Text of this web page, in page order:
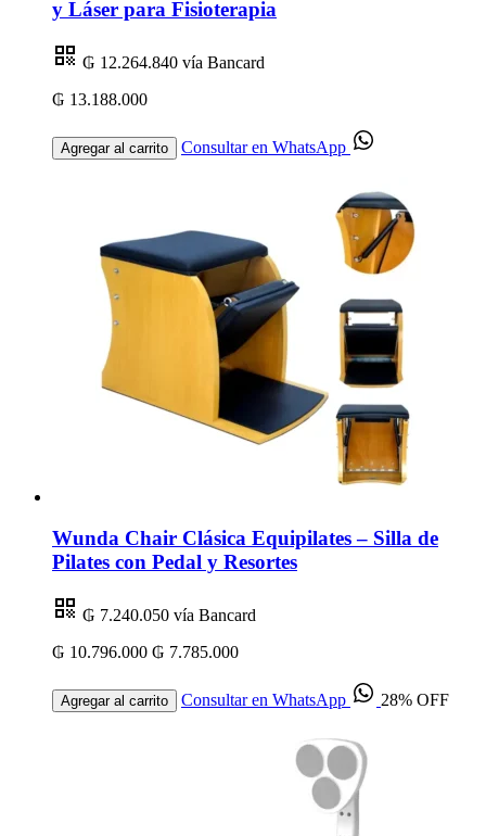
y Láser para Fisioterapia
₲ 12.264.840 vía Bancard
₲ 13.188.000
Agregar al carrito Consultar en WhatsApp
Wunda Chair Clásica Equipilates – Silla de
Pilates con Pedal y Resortes
₲ 7.240.050 vía Bancard
₲ 10.796.000 ₲ 7.785.000
Agregar al carrito Consultar en WhatsApp 28% OFF